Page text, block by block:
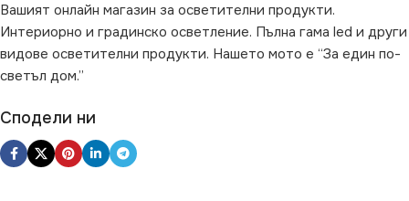
Вашият онлайн магазин за осветителни продукти.
Интериорно и градинско осветление. Пълна гама led и други
видове осветителни продукти. Нашето мото е “За един по-
светъл дом.”
Сподели ни